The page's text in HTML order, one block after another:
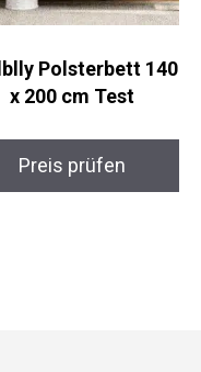
Polsterbett 140
x 200 cm Test
Preis prüfen